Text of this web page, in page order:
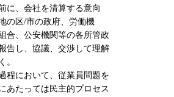
に、会社を清算する意向
の区/市の政府、労働機
合、公安機関等の各所管政
告し、協議、交渉して理解
。
程において、従業員問題を
あたっては民主的プロセス